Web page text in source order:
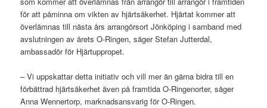
för att påminna om vikten av hjärtsäkerhet. Hjärtat kommer att
överlämnas till nästa års arrangörsort Jönköping i samband med
avslutningen av årets O-Ringen, säger Stefan Jutterdal,
ambassadör för Hjärtuppropet.
– Vi uppskattar detta initiativ och vill mer än gärna bidra till en
förbättrad hjärtsäkerhet även på framtida O-Ringenorter, säger
Anna Wennertorp, marknadsansvarig för O-Ringen.